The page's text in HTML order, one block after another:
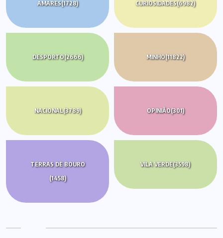
AMARES(1728) CURIOSIDADES(6982)
DESPORTO(2666) MINHO(11822)
NACIONAL(3789) OPINIÃO(301)
TERRAS DE BOURO
(1458)
VILA VERDE(3598)